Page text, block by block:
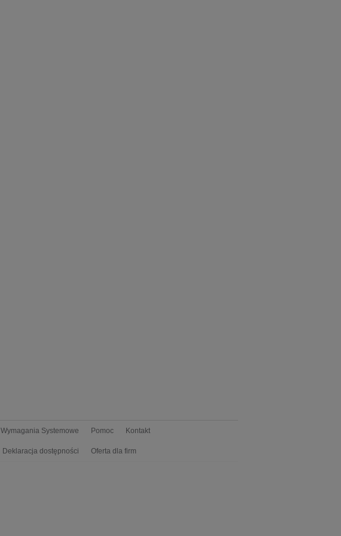
Wymagania Systemowe Pomoc Kontakt
Deklaracja dostępności Oferta dla firm